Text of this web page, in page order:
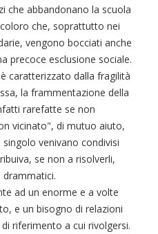
che abbandonano la scuola
che, soprattutto nei
vengono bocciati anche
precoce esclusione sociale.
caratterizzato dalla fragilità
la frammentazione della
rarefatte se non
vicinato", di mutuo aiuto,
venivano condivisi
se non a risolverli,
ad un enorme e a volte
e un bisogno di relazioni
riferimento a cui rivolgersi.